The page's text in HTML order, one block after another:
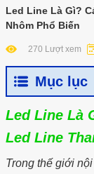
Led Line Là Gì?
Nhôm Phổ Biến
270 Lượt xem
Mục lục
Led Line Là
Led Line
Trong thế giới